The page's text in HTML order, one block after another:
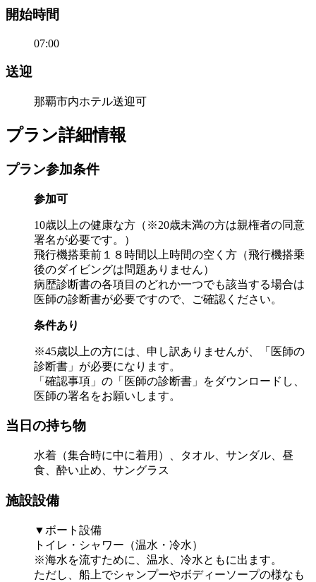
開始時間
07:00
送迎
那覇市内ホテル送迎可
プラン詳細情報
プラン参加条件
参加可
10歳以上の健康な方（※20歳未満の方は親権者の同意
署名が必要です。）
飛行機搭乗前１８時間以上時間の空く方（飛行機搭乗
後のダイビングは問題ありません）
病歴診断書の各項目のどれか一つでも該当する場合は
医師の診断書が必要ですので、ご確認ください。
条件あり
※45歳以上の方には、申し訳ありませんが、「医師の
診断書」が必要になります。
「確認事項」の「医師の診断書」をダウンロードし、
医師の署名をお願いします。
当日の持ち物
水着（集合時に中に着用）、タオル、サンダル、昼
食、酔い止め、サングラス
施設設備
▼ボート設備
トイレ・シャワー（温水・冷水）
※海水を流すために、温水、冷水ともに出ます。
ただし、船上でシャンプーやボディーソープの様なも